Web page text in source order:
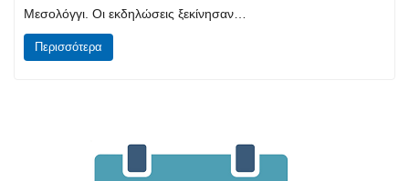
Μεσολόγγι. Οι εκδηλώσεις ξεκίνησαν…
Περισσότερα